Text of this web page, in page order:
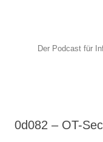
Der Podcast für
0d082 – OT-